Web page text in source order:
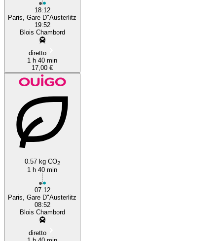
18:12
Paris, Gare D"Austerlitz
19:52
Blois Chambord
diretto
1 h 40 min
17,00 €
0.57 kg CO2
1 h 40 min
07:12
Paris, Gare D"Austerlitz
08:52
Blois Chambord
diretto